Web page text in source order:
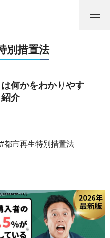
別措置法
何かをわかりやす
紹介
都市再生特別措置法